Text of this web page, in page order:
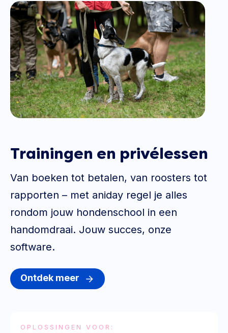
Trainingen en privélessen
Van boeken tot betalen, van roosters tot
rapporten – met aniday regel je alles
rondom jouw hondenschool in een
handomdraai. Jouw succes, onze
software.
Ontdek meer
OPLOSSINGEN VOOR: